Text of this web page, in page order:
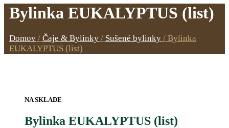
Bylinka EUKALYPTUS (list)
Domov / Čaje & Bylinky / Sušené bylinky / Bylinka
EUKALYPTUS (list)
NA SKLADE
Bylinka EUKALYPTUS (list)